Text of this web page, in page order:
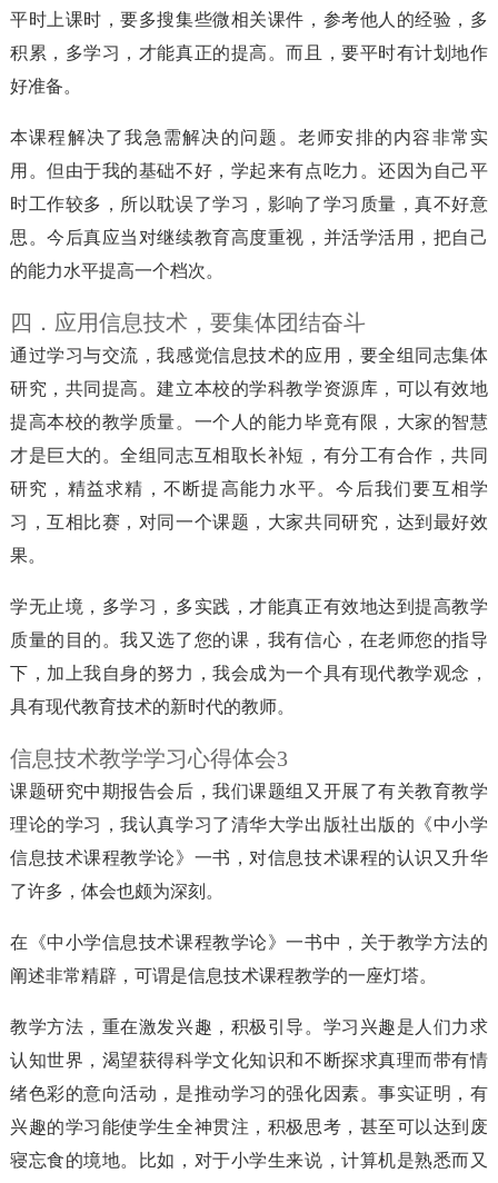
平时上课时，要多搜集些微相关课件，参考他人的经验，多
积累，多学习，才能真正的提高。而且，要平时有计划地作
好准备。
本课程解决了我急需解决的问题。老师安排的内容非常实
用。但由于我的基础不好，学起来有点吃力。还因为自己平
时工作较多，所以耽误了学习，影响了学习质量，真不好意
思。今后真应当对继续教育高度重视，并活学活用，把自己
的能力水平提高一个档次。
四．应用信息技术，要集体团结奋斗
通过学习与交流，我感觉信息技术的应用，要全组同志集体
研究，共同提高。建立本校的学科教学资源库，可以有效地
提高本校的教学质量。一个人的能力毕竟有限，大家的智慧
才是巨大的。全组同志互相取长补短，有分工有合作，共同
研究，精益求精，不断提高能力水平。今后我们要互相学
习，互相比赛，对同一个课题，大家共同研究，达到最好效
果。
学无止境，多学习，多实践，才能真正有效地达到提高教学
质量的目的。我又选了您的课，我有信心，在老师您的指导
下，加上我自身的努力，我会成为一个具有现代教学观念，
具有现代教育技术的新时代的教师。
信息技术教学学习心得体会3
课题研究中期报告会后，我们课题组又开展了有关教育教学
理论的学习，我认真学习了清华大学出版社出版的《中小学
信息技术课程教学论》一书，对信息技术课程的认识又升华
了许多，体会也颇为深刻。
在《中小学信息技术课程教学论》一书中，关于教学方法的
阐述非常精辟，可谓是信息技术课程教学的一座灯塔。
教学方法，重在激发兴趣，积极引导。学习兴趣是人们力求
认知世界，渴望获得科学文化知识和不断探求真理而带有情
绪色彩的意向活动，是推动学习的强化因素。事实证明，有
兴趣的学习能使学生全神贯注，积极思考，甚至可以达到废
寝忘食的境地。比如，对于小学生来说，计算机是熟悉而又